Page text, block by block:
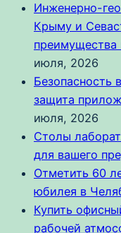
Инженерно-
Крыму и
преимущества
июля, 2026
Безопасность
защита
июля, 2026
Столы
для вашего
Отметить 60
юбилея в
Купить
рабочей